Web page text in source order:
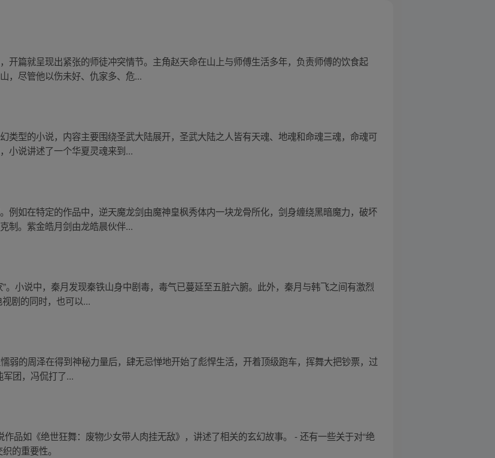
开篇就呈现出紧张的师徒冲突情节。主角赵天命在山上与师傅生活多年，负责师傅的饮食起
，尽管他以伤未好、仇家多、危...
类型的小说，内容主要围绕圣武大陆展开，圣武大陆之人皆有天魂、地魂和命魂三魂，命魂可
小说讲述了一个华夏灵魂来到...
例如在特定的作品中，逆天魔龙剑由魔神皇枫秀体内一块龙骨所化，剑身缠绕黑暗魔力，破坏
制。紫金皓月剑由龙皓晨伙伴...
。小说中，秦月发现秦铁山身中剧毒，毒气已蔓延至五脏六腑。此外，秦月与韩飞之间有激烈
剧的同时，也可以...
弱的周泽在得到神秘力量后，肆无忌惮地开始了彪悍生活，开着顶级跑车，挥舞大把钞票，过
团，冯侃打了...
品如《绝世狂舞：废物少女带人肉挂无敌》，讲述了相关的玄幻故事。 - 还有一些关于对“绝
的重要性。